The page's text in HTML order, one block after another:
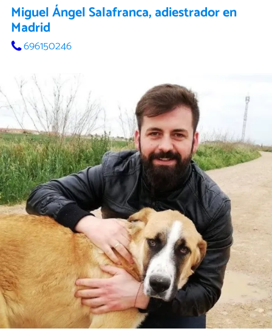
Miguel Ángel Salafranca, adiestrador en
Madrid
696150246